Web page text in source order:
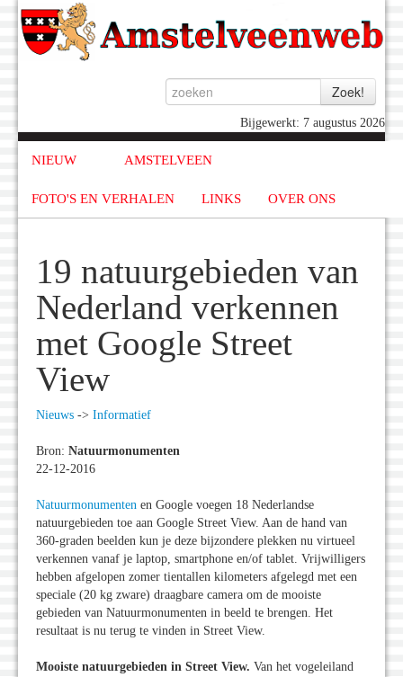
Bijgewerkt: 7 augustus 2026
NIEUW AMSTELVEEN
FOTO'S EN VERHALEN LINKS OVER ONS
19 natuurgebieden van
Nederland verkennen
met Google Street
View
Nieuws -> Informatief
Bron: Natuurmonumenten
22-12-2016
Natuurmonumenten en Google voegen 18 Nederlandse
natuurgebieden toe aan Google Street View. Aan de hand van
360-graden beelden kun je deze bijzondere plekken nu virtueel
verkennen vanaf je laptop, smartphone en/of tablet. Vrijwilligers
hebben afgelopen zomer tientallen kilometers afgelegd met een
speciale (20 kg zware) draagbare camera om de mooiste
gebieden van Natuurmonumenten in beeld te brengen. Het
resultaat is nu terug te vinden in Street View.
Mooiste natuurgebieden in Street View. Van het vogeleiland